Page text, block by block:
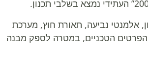
אלמנטי נביעה, תאורת חוץ, מערכת
והפרטים הטכניים, במטרה לספק מבנה